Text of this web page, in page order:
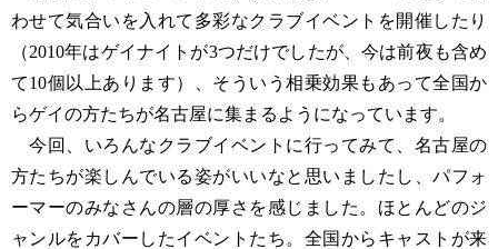
わせて気合いを入れて多彩なクラブイベントを開催したり
（2010年はゲイナイトが3つだけでしたが、今は前夜も含め
て10個以上あります）、そういう相乗効果もあって全国か
らゲイの方たちが名古屋に集まるようになっています。
今回、いろんなクラブイベントに行ってみて、名古屋の
方たちが楽しんでいる姿がいいなと思いましたし、パフォ
ーマーのみなさんの層の厚さを感じました。ほとんどのジ
ャンルをカバーしたイベントたち。全国からキャストが来